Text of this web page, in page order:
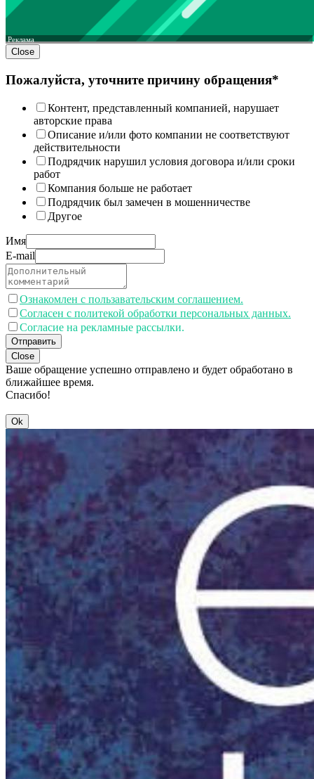
Реклама
Close
Пожалуйста, уточните причину обращения*
Контент, представленный компанией, нарушает
авторские права
Описание и/или фото компании не соответствуют
действительности
Подрядчик нарушил условия договора и/или сроки
работ
Компания больше не работает
Подрядчик был замечен в мошенничестве
Другое
Имя
E-mail
Ознакомлен с пользавательским соглашением.
Согласен с политекой обработки персональных данных.
Согласие на рекламные рассылки.
Отправить
Close
Ваше обращение успешно отправлено и будет обработано в
ближайшее время.
Спасибо!
Ok